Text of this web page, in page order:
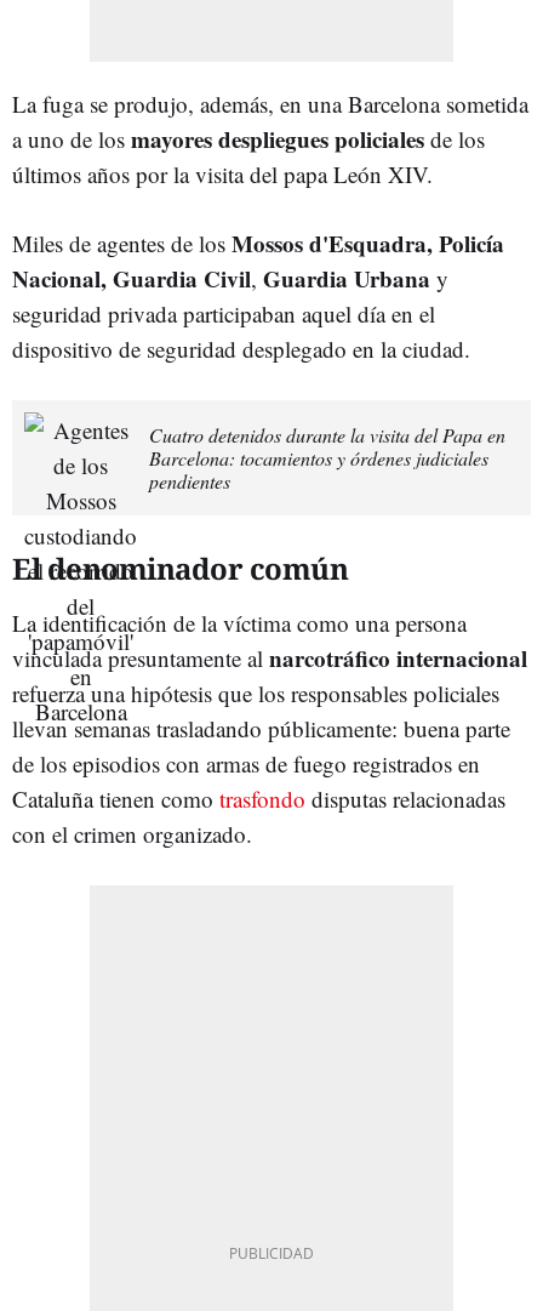
La fuga se produjo, además, en una Barcelona sometida
a uno de los mayores despliegues policiales de los
últimos años por la visita del papa León XIV.
Miles de agentes de los Mossos d'Esquadra,Policía
Nacional,Guardia Civil, Guardia Urbana y
seguridad privada participaban aquel día en el
dispositivo de seguridad desplegado en la ciudad.
Cuatro detenidos durante la visita del Papa en
Barcelona: tocamientos y órdenes judiciales
pendientes
El denominador común
La identificación de la víctima como una persona
vinculada presuntamente al narcotráfico internacional
refuerza una hipótesis que los responsables policiales
llevan semanas trasladando públicamente: buena parte
de los episodios con armas de fuego registrados en
Cataluña tienen como trasfondo disputas relacionadas
con el crimen organizado.